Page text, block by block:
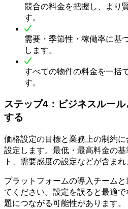
競合の料金を把握し、より
す。
需要・季節性・稼働率に基
します。
すべての物件の料金を一括
す。
ステップ4：ビジネスルー
する
価格設定の目標と業務上の制約
設定します。最低・最高料金の
ト、需要感度の設定などが含まれ
プラットフォームの導入チーム
てください。設定を誤ると最適
題につながる可能性があります。